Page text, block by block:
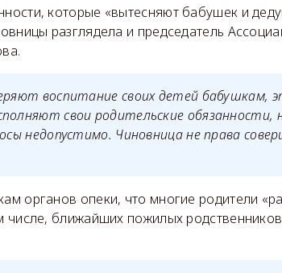
которые «вытесняют бабушек и
разглядела и председатель
воспитание своих детей бабушкам,
свои родительские
недопустимо. Чиновница не права
органов опеки, что многие родители
числе, ближайших пожилых